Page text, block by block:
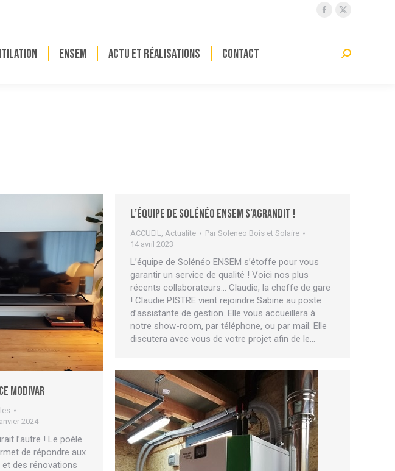
La
Facebook
La
X
ENSEM Actu et réalisations Contact
Recherche
2024
l’autre ! Le poêle
de répondre aux
des rénovations
L’équipe de Solénéo ENSEM s’agrandit !
ACCUEIL, Actualite Par Soleneo Bois et Solaire
14 avril 2023
L’équipe de Solénéo ENSEM s’étoffe pour vous
garantir un service de qualité ! Voici nos plus
récents collaborateurs… Claudie, la cheffe de gare
! Claudie PISTRE vient rejoindre Sabine au poste
d’assistante de gestion. Elle vous accueillera à
notre show-room, par téléphone, ou par mail. Elle
discutera avec vous de votre projet afin de le…